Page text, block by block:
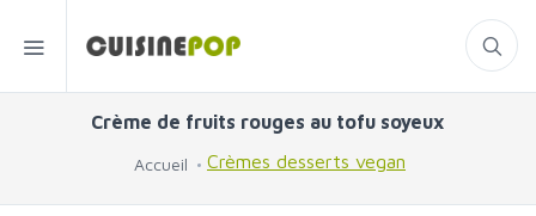
Crème de fruits rouges au tofu soyeux
Accueil Crèmes desserts vegan